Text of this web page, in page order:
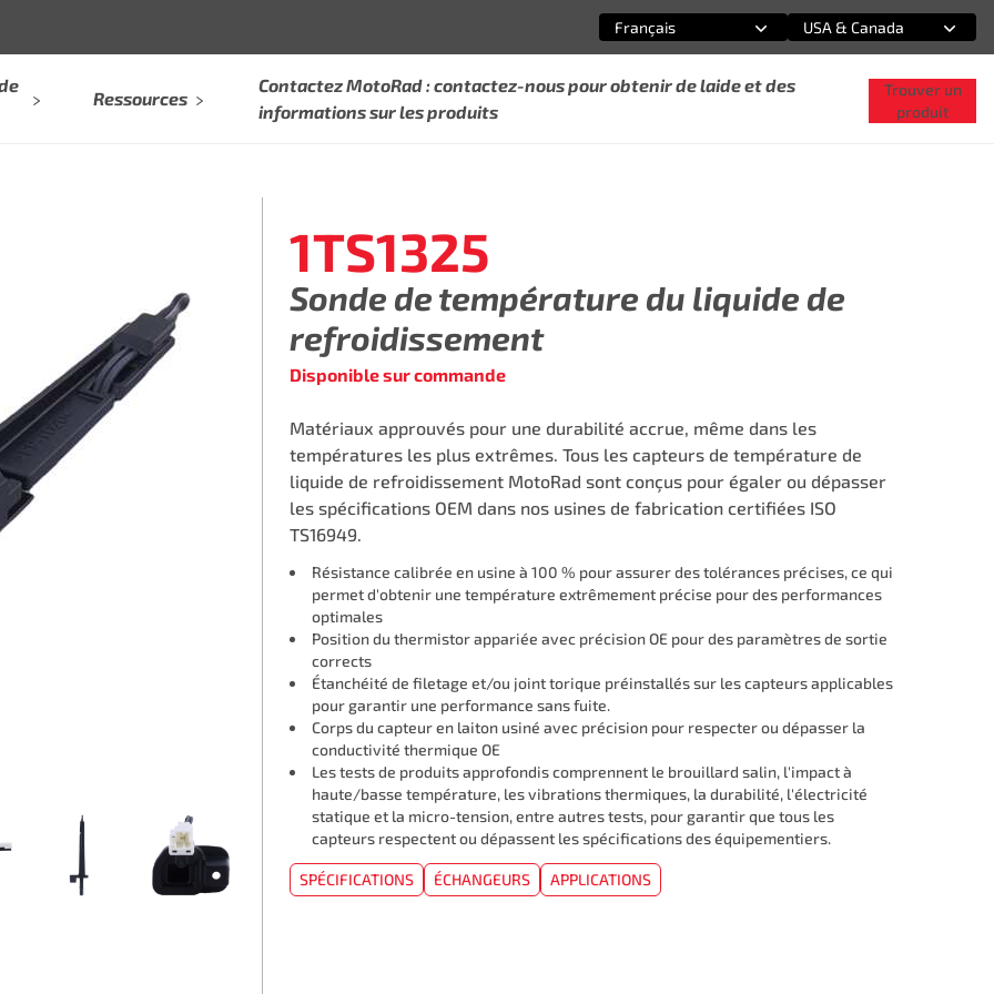
Sélectionnez une option
Français
Sélectionnez une option
USA & Canada
Ressources
Contactez MotoRad : contactez-nous pour obtenir de laide et des
informations sur les produits
Trouver un
produit
1TS1325
Sonde de température du liquide de
refroidissement
Disponible sur commande
Matériaux approuvés pour une durabilité accrue, même dans les
températures les plus extrêmes. Tous les capteurs de température de
liquide de refroidissement MotoRad sont conçus pour égaler ou dépasser
les spécifications OEM dans nos usines de fabrication certifiées ISO
TS16949.
Résistance calibrée en usine à 100 % pour assurer des tolérances précises, ce qui
permet d'obtenir une température extrêmement précise pour des performances
optimales
Position du thermistor appariée avec précision OE pour des paramètres de sortie
corrects
Étanchéité de filetage et/ou joint torique préinstallés sur les capteurs applicables
pour garantir une performance sans fuite.
Corps du capteur en laiton usiné avec précision pour respecter ou dépasser la
conductivité thermique OE
Les tests de produits approfondis comprennent le brouillard salin, l'impact à
haute/basse température, les vibrations thermiques, la durabilité, l'électricité
statique et la micro-tension, entre autres tests, pour garantir que tous les
capteurs respectent ou dépassent les spécifications des équipementiers.
SPÉCIFICATIONS ÉCHANGEURS APPLICATIONS